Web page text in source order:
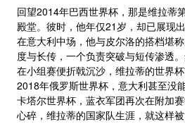
回望2014年巴西世界杯，那是维拉蒂
殿堂。彼时，他年仅21岁，却已展现
在意大利中场，他与皮尔洛的搭档堪
度与长传，一个负责突破与短传渗透
在小组赛便折戟沉沙，维拉蒂的世界
2018年俄罗斯世界杯，意大利甚至没
卡塔尔世界杯，蓝衣军团再次在附加
心碎，维拉蒂的国家队生涯，就这样被